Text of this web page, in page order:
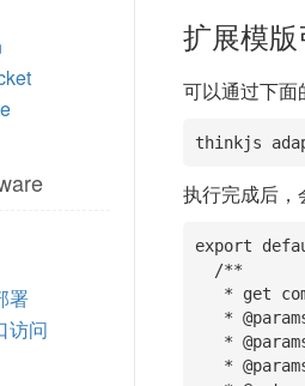
署
访问
扩展模
可以通过下面
thinkjs
执行完成后，
export